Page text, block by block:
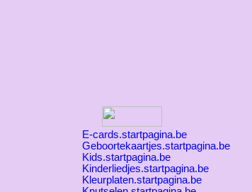
E-cards.startpagina.be
Geboortekaartjes.startpagina.be
Kids.startpagina.be
Kinderliedjes.startpagina.be
Kleurplaten.startpagina.be